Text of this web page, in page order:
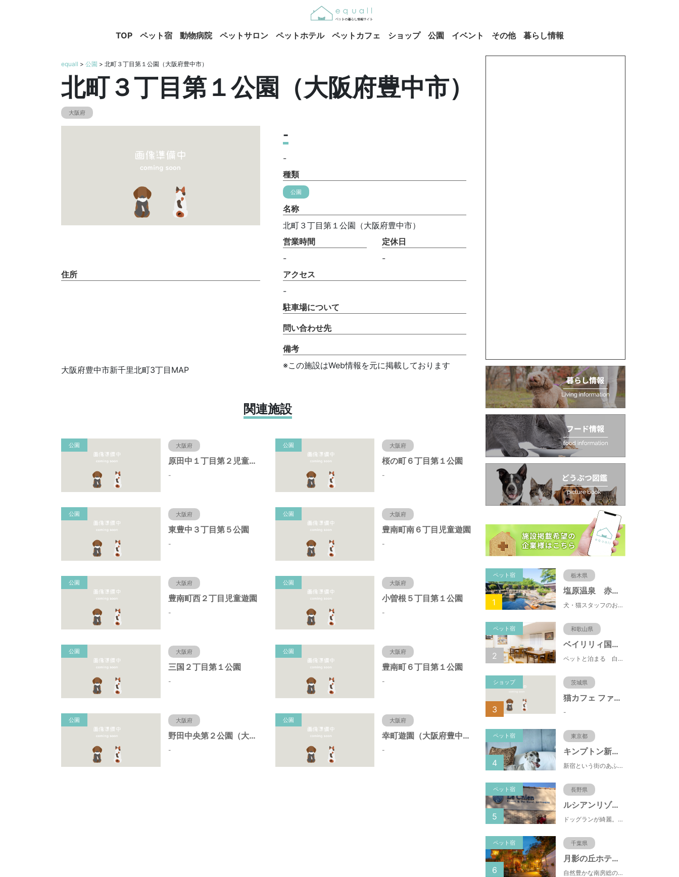
TOP ペット宿 動物病院 ペットサロン ペットホテル ペットカフェ ショップ 公園 イベント その他 暮らし情報
equall > 公園 > 北町３丁目第１公園（大阪府豊中市）
北町３丁目第１公園（大阪府豊中市）
大阪府
-
-
種類
公園
名称
北町３丁目第１公園（大阪府豊中市）
営業時間
-
定休日
-
住所
大阪府豊中市新千里北町3丁目MAP
アクセス
-
駐車場について
問い合わせ先
備考
※この施設はWeb情報を元に掲載しております
関連施設
公園 大阪府
原田中１丁目第２児童遊園
-
公園 大阪府
桜の町６丁目第１公園
-
公園 大阪府
東豊中３丁目第５公園
-
公園 大阪府
豊南町南６丁目児童遊園
-
公園 大阪府
豊南町西２丁目児童遊園
-
公園 大阪府
小曽根５丁目第１公園
-
公園 大阪府
三国２丁目第１公園
-
公園 大阪府
豊南町６丁目第１公園
-
公園 大阪府
野田中央第２公園（大阪府豊中市）
-
公園 大阪府
幸町遊園（大阪府豊中市）
-
ペット宿 栃木県
塩原温泉 赤沢温泉旅館
犬・猫スタッフのおもてニャしが魅力のひとつ♪大自然に囲まれた隠れ家的宿で癒やしの休日を。
1
ペット宿 和歌山県
ベイリリィ国民宿舎しらゆり荘
ペットと泊まる 白浜温泉 ベイリリィ国民宿舎しらゆり荘
2
ショップ 茨城県
猫カフェ ファミリーズ
-
3
ペット宿 東京都
キンプトン新宿東京
新宿という街のあふれるエネルギーを映し出すようなライブ感のあるホテルなのに、中へと足を踏み入れれば、そこは別世界に
4
ペット宿 長野県
ルシアンリゾート旧軽井沢
ドッグランが綺麗。おもちゃが多くある。有料のドッグランなので、お客さんの質が良い。ドッグラン以外にも楽しめる場所が多い。
5
ペット宿 千葉県
月影の丘ホテル ヴィラ勝山アヴェール
自然豊かな南房総の隠れ宿で優雅に頂く秘伝のビーフシチュー。離れはペット同泊も可能でございます。
6